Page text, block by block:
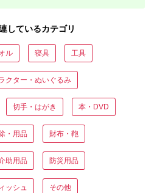
しているカテゴリ
ル 寝具 工具
クター・ぬいぐるみ
切手・はがき 本・DVD
・用品 財布・鞄
助用品 防災用品
ッシュ その他